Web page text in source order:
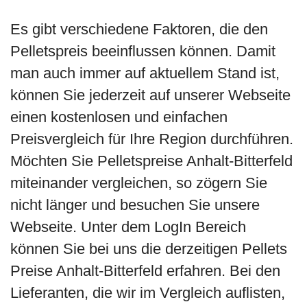
Es gibt verschiedene Faktoren, die den
Pelletspreis beeinflussen können. Damit
man auch immer auf aktuellem Stand ist,
können Sie jederzeit auf unserer Webseite
einen kostenlosen und einfachen
Preisvergleich für Ihre Region durchführen.
Möchten Sie Pelletspreise Anhalt-Bitterfeld
miteinander vergleichen, so zögern Sie
nicht länger und besuchen Sie unsere
Webseite. Unter dem LogIn Bereich
können Sie bei uns die derzeitigen Pellets
Preise Anhalt-Bitterfeld erfahren. Bei den
Lieferanten, die wir im Vergleich auflisten,